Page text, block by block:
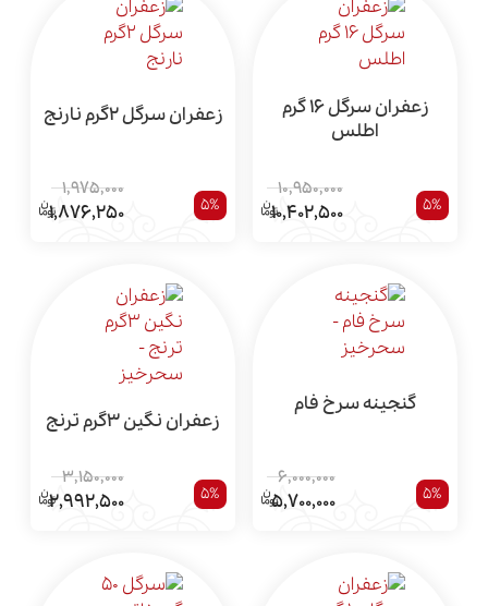
زعفران سرگل 16 گرم
اطلس
5%
10,950,000
10,402,500
زعفران سرگل 2گرم نارنج
5%
1,975,000
1,876,250
گنجینه سرخ فام
5%
6,000,000
5,700,000
زعفران نگین 3گرم ترنج
5%
3,150,000
2,992,500